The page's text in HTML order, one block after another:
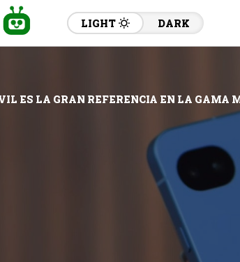
LIGHT DARK
ES LA GRAN REFERENCIA EN LA GAMA